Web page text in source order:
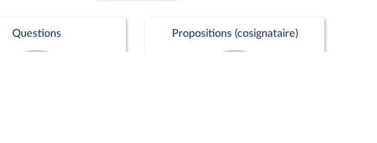
Questions Propositions (cosignataire)